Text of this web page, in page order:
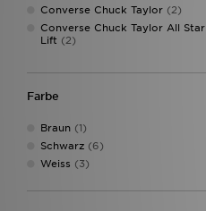
44.5(1)
45(1)
45.5(1)
Converse Chuck Taylor (2)
Converse Chuck Taylor All Star
Lift (2)
Vans Authentic(2)
Vans Old Skool
Farbe
Braun (1)
Schwarz (6)
Weiss (3)